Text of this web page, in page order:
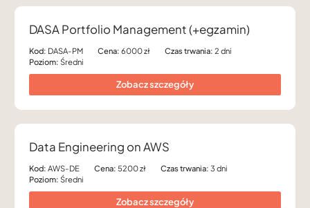
DASA Portfolio Management (+egzamin)
Kod: DASA-PM Cena: 6000 zł Czas trwania: 2 dni
Poziom: Średni
Zobacz szczegóły
Data Engineering on AWS
Kod: AWS-DE Cena: 5200 zł Czas trwania: 3 dni
Poziom: Średni
Zobacz szczegóły